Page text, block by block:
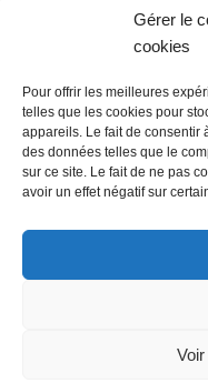
Gérer le
cookies
Pour offrir les meilleures
telles que les cookies pour
appareils. Le fait de consentir
des données telles que le
sur ce site. Le fait de ne pas
avoir un effet négatif sur
Email :
lundi et jeudi de 9h à
mardi et vendredi de 16h
@Vatteville-la-rue